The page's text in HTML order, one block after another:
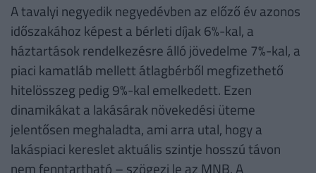
A tavalyi negyedik negyedévben az előző év azonos
időszakához képest a bérleti díjak 6%-kal, a
háztartások rendelkezésre álló jövedelme 7%-kal, a
piaci kamatláb mellett átlagbérből megfizethető
hitelösszeg pedig 9%-kal emelkedett. Ezen
dinamikákat a lakásárak növekedési üteme
jelentősen meghaladta, ami arra utal, hogy a
lakáspiaci kereslet aktuális szintje hosszú távon
nem fenntartható – szögezi le az MNB. A